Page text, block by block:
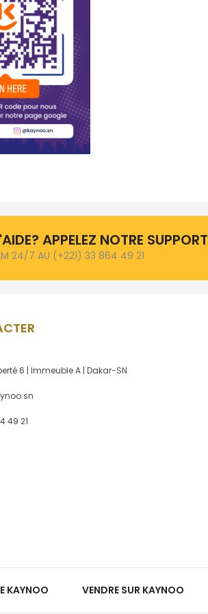
APPELEZ NOTRE SUPPORT
24/7 AU (+221) 33 864 49 21
6 | Immeuble A | Dakar-SN
49 21
KAYNOO VENDRE SUR KAYNOO